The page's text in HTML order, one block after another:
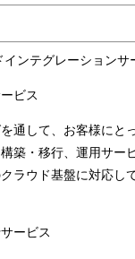
インテグレーション
ビス
通して、お客様にと
築・移行、運用サー
ラウド基盤に対応し
ービス